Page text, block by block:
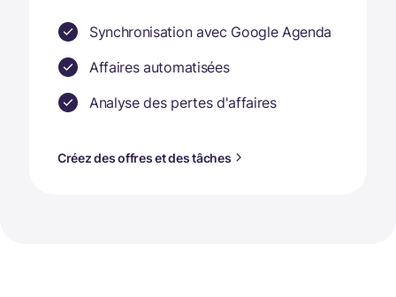
Synchronisation avec Google Agenda
Affaires automatisées
Analyse des pertes d'affaires
Créez des offres et des tâches